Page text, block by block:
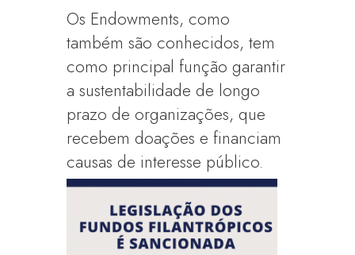
Os Endowments, como
também são conhecidos, tem
como principal função garantir
a sustentabilidade de longo
prazo de organizações, que
recebem doações e financiam
causas de interesse público.